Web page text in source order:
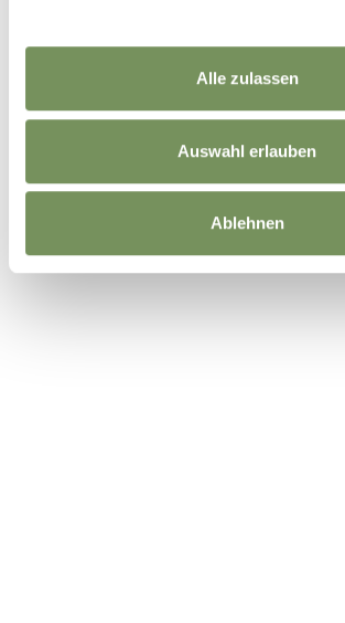
Alle zulassen
Auswahl erlauben
Ablehnen